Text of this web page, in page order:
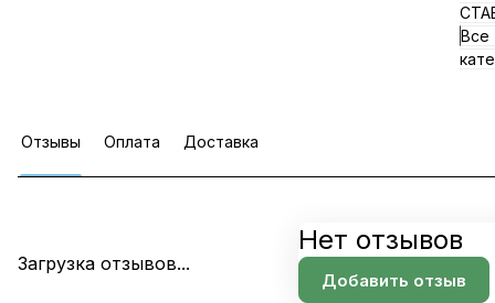
Все
Отзывы Оплата Доставка
Загрузка отзывов...
Нет отзывов
Добавить отзыв